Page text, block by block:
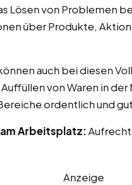
Lösen von Problemen
über Produkte,
auch bei diesen
von Waren in der
ordentlich und
Arbeitsplatz:
Anzeige